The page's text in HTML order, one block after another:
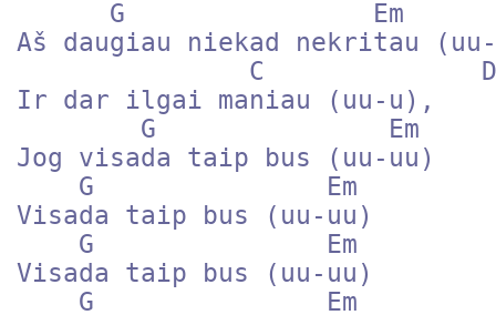
Aš daugiau niekad nekritau
Ir dar ilgai maniau (uu-u),
Jog visada taip bus (uu-uu)
Visada taip bus (uu-uu)
Visada taip bus (uu-uu)